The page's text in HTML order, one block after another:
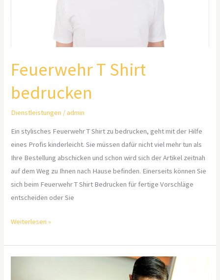
Feuerwehr T Shirt
bedrucken
Dienstleistungen /admin
Ein stylisches Feuerwehr T Shirt zu bedrucken, geht mit der Hilfe
eines Profis kinderleicht. Sie müssen dafür nicht viel mehr tun als
Ihre Bestellung abschicken und schon wird sich der Artikel zeitnah
auf dem Weg zu Ihnen nach Hause befinden. Einerseits können Sie
sich beim Feuerwehr T Shirt Bedrucken für fertige Vorschläge
entscheiden oder Sie
Weiterlesen »